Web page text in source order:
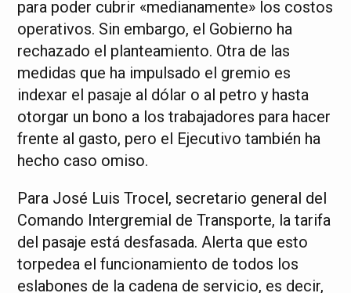
para poder cubrir «medianamente» los costos
operativos. Sin embargo, el Gobierno ha
rechazado el planteamiento. Otra de las
medidas que ha impulsado el gremio es
indexar el pasaje al dólar o al petro y hasta
otorgar un bono a los trabajadores para hacer
frente al gasto, pero el Ejecutivo también ha
hecho caso omiso.
Para José Luis Trocel, secretario general del
Comando Intergremial de Transporte, la tarifa
del pasaje está desfasada. Alerta que esto
torpedea el funcionamiento de todos los
eslabones de la cadena de servicio, es decir,